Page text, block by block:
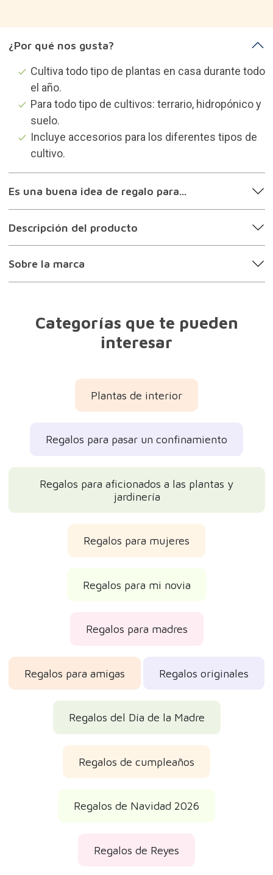
¿Por qué nos gusta?
Cultiva todo tipo de plantas en casa durante todo
el año.
Para todo tipo de cultivos: terrario, hidropónico y
suelo.
Incluye accesorios para los diferentes tipos de
cultivo.
Es una buena idea de regalo para...
Descripción del producto
Sobre la marca
Categorías que te pueden
interesar
Plantas de interior
Regalos para pasar un confinamiento
Regalos para aficionados a las plantas y
jardinería
Regalos para mujeres
Regalos para mi novia
Regalos para madres
Regalos para amigas Regalos originales
Regalos del Día de la Madre
Regalos de cumpleaños
Regalos de Navidad 2026
Regalos de Reyes